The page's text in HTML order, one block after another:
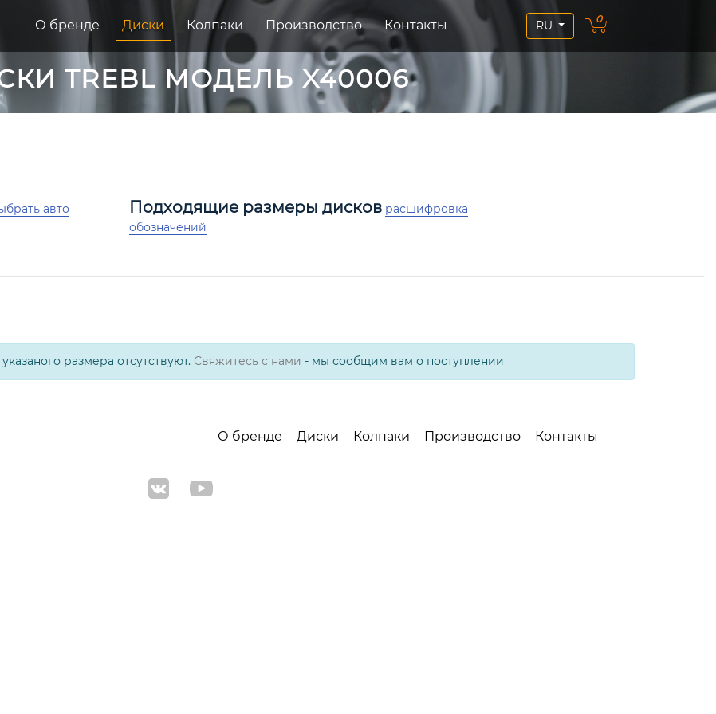
0
О бренде Диски Колпаки Производство Контакты RU
TREBL МОДЕЛЬ X40006
авто Подходящие размеры дисков расшифровка
обозначений
размера отсутствуют. Свяжитесь с нами - мы сообщим вам о поступлении
О бренде Диски Колпаки Производство Контакты